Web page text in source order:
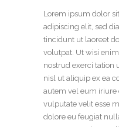
Lorem ipsum dolor
adipiscing elit, sed
tincidunt ut laoreet
volutpat. Ut wisi
nostrud exerci tation
nisl ut aliquip ex ea
autem vel eum iriure
vulputate velit esse
dolore eu feugiat